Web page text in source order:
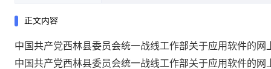
正文内容
中国共产党西林县委员会统一战线工作部关于应用软件的网
中国共产党西林县委员会统一战线工作部关于应用软件的网